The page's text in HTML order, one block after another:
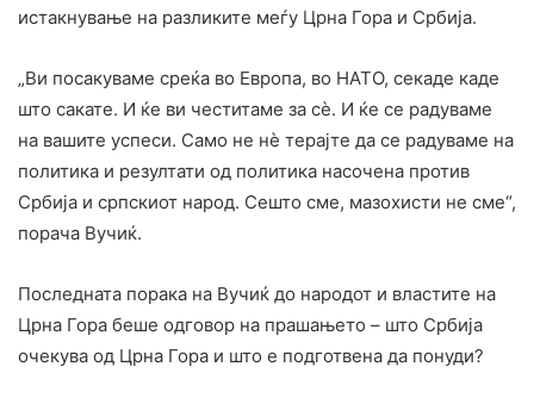
истакнување на разликите меѓу Црна Гора и Србија.
„Ви посакуваме среќа во Европа, во НАТО, секаде каде
што сакате. И ќе ви честитаме за сè. И ќе се радуваме
на вашите успеси. Само не нè терајте да се радуваме на
политика и резултати од политика насочена против
Србија и српскиот народ. Сешто сме, мазохисти не сме“,
порача Вучиќ.
Последната порака на Вучиќ до народот и властите на
Црна Гора беше одговор на прашањето – што Србија
очекува од Црна Гора и што е подготвена да понуди?